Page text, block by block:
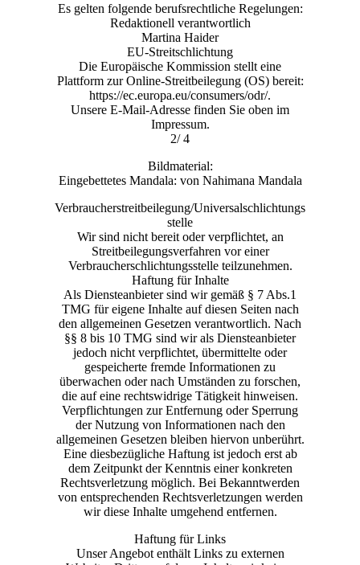
Es gelten folgende berufsrechtliche Regelungen:
Redaktionell verantwortlich
Martina Haider
EU-Streitschlichtung
Die Europäische Kommission stellt eine
Plattform zur Online-Streitbeilegung (OS) bereit:
https://ec.europa.eu/consumers/odr/.
Unsere E-Mail-Adresse finden Sie oben im
Impressum.
2/ 4
Bildmaterial:
Eingebettetes Mandala: von Nahimana Mandala
Verbraucherstreitbeilegung/Universalschlichtungs
stelle
Wir sind nicht bereit oder verpflichtet, an
Streitbeilegungsverfahren vor einer
Verbraucherschlichtungsstelle teilzunehmen.
Haftung für Inhalte
Als Diensteanbieter sind wir gemäß § 7 Abs.1
TMG für eigene Inhalte auf diesen Seiten nach
den allgemeinen Gesetzen verantwortlich. Nach
§§ 8 bis 10 TMG sind wir als Diensteanbieter
jedoch nicht verpflichtet, übermittelte oder
gespeicherte fremde Informationen zu
überwachen oder nach Umständen zu forschen,
die auf eine rechtswidrige Tätigkeit hinweisen.
Verpflichtungen zur Entfernung oder Sperrung
der Nutzung von Informationen nach den
allgemeinen Gesetzen bleiben hiervon unberührt.
Eine diesbezügliche Haftung ist jedoch erst ab
dem Zeitpunkt der Kenntnis einer konkreten
Rechtsverletzung möglich. Bei Bekanntwerden
von entsprechenden Rechtsverletzungen werden
wir diese Inhalte umgehend entfernen.
Haftung für Links
Unser Angebot enthält Links zu externen